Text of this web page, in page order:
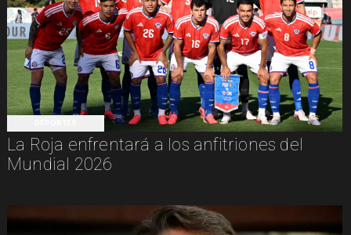
La Roja enfrentará a los anfitriones del
Mundial 2026